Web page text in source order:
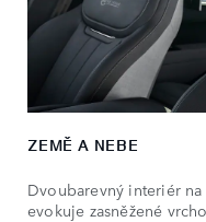
ZEMĚ A NEBE
Dvoubarevný interiér
evokuje zasněžené